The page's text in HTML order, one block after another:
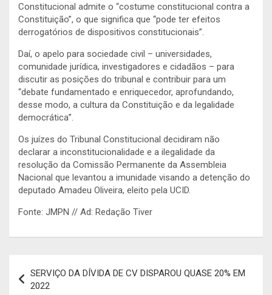
Constitucional admite o “costume constitucional contra a
Constituição”, o que significa que “pode ter efeitos
derrogatórios de dispositivos constitucionais”.
Daí, o apelo para sociedade civil – universidades,
comunidade jurídica, investigadores e cidadãos – para
discutir as posições do tribunal e contribuir para um
“debate fundamentado e enriquecedor, aprofundando,
desse modo, a cultura da Constituição e da legalidade
democrática”.
Os juízes do Tribunal Constitucional decidiram não
declarar a inconstitucionalidade e a ilegalidade da
resolução da Comissão Permanente da Assembleia
Nacional que levantou a imunidade visando a detenção do
deputado Amadeu Oliveira, eleito pela UCID.
Fonte: JMPN // Ad: Redação Tiver
de
SERVIÇO DA DÍVIDA DE CV DISPAROU QUASE 20% EM
2022